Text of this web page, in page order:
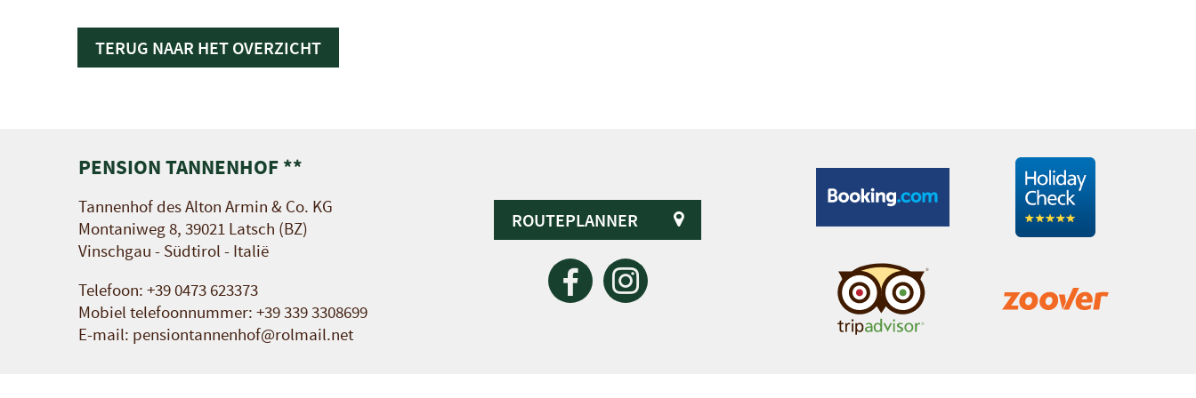
TERUG NAAR HET OVERZICHT
PENSION TANNENHOF **
Tannenhof des Alton Armin & Co. KG
Montaniweg 8, 39021 Latsch (BZ)
Vinschgau - Südtirol - Italië
Telefoon: +39 0473 623373
Mobiel telefoonnummer: +39 339 3308699
E-mail: pensiontannenhof@rolmail.net
ROUTEPLANNER